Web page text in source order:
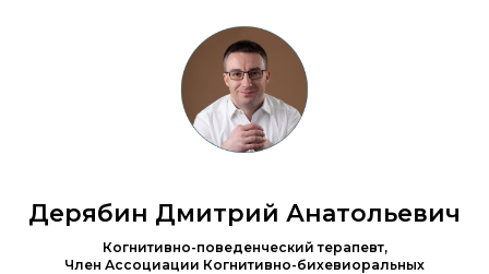
Дерябин Дмитрий Анатольевич
Когнитивно-поведенческий терапевт,
Член Ассоциации Когнитивно-бихевиоральных